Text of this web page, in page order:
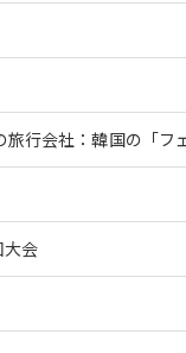
旅行会社：韓国の「
大会